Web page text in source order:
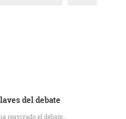
del debate
reavivado el debate…